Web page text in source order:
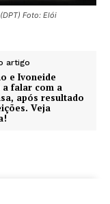
Foto: Elói
artigo
e Ivoneide
falar com a
após resultado
Veja